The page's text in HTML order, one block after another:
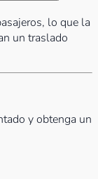
lo que la
un traslado
y obtenga un